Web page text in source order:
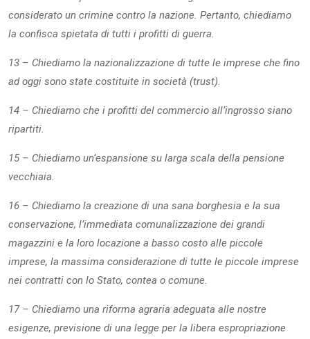
considerato un crimine contro la nazione. Pertanto, chiediamo
la confisca spietata di tutti i profitti di guerra.
13 – Chiediamo la nazionalizzazione di tutte le imprese che fino
ad oggi sono state costituite in società (trust).
14 – Chiediamo che i profitti del commercio all’ingrosso siano
ripartiti.
15 – Chiediamo un’espansione su larga scala della pensione
vecchiaia.
16 – Chiediamo la creazione di una sana borghesia e la sua
conservazione, l’immediata comunalizzazione dei grandi
magazzini e la loro locazione a basso costo alle piccole
imprese, la massima considerazione di tutte le piccole imprese
nei contratti con lo Stato, contea o comune.
17 – Chiediamo una riforma agraria adeguata alle nostre
esigenze, previsione di una legge per la libera espropriazione